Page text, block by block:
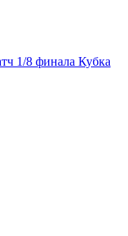
1/8 финала Кубка